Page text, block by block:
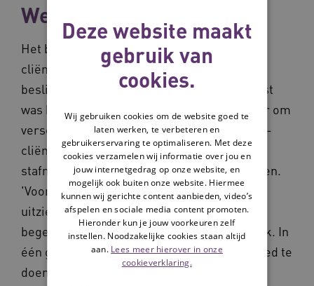
Werksessies
Het bleek niet eenvoudig om het
cliëntenperspectief ook vooraf en tijdens
beslisprocessen al mee te nemen. Daarnaast
was het even zoeken naar een goede manier om
verschillende groepen die beleid zou raken -
cliënten, verwanten, zorgprofessionals,
stafmedewerkers - te betrekken bij besluiten.
'Voor cliënten moet zo’n sessie er anders
uitzien dan bijvoorbeeld voor naasten en
begeleiders. Qua werkvorm, qua taalgebruik. In
één groep is het bijna niet voor iedereen goed te
doen. We hebben wel eens meegemaakt dat
Deze website maakt
gebruik van
cookies.
Wij gebruiken cookies om de website goed te
laten werken, te verbeteren en
gebruikerservaring te optimaliseren. Met deze
cookies verzamelen wij informatie over jou en
jouw internetgedrag op onze website, en
mogelijk ook buiten onze website. Hiermee
kunnen wij gerichte content aanbieden, video’s
afspelen en sociale media content promoten.
Hieronder kun je jouw voorkeuren zelf
instellen. Noodzakelijke cookies staan altijd
aan. Lees meer hierover in onze
cookieverklaring.